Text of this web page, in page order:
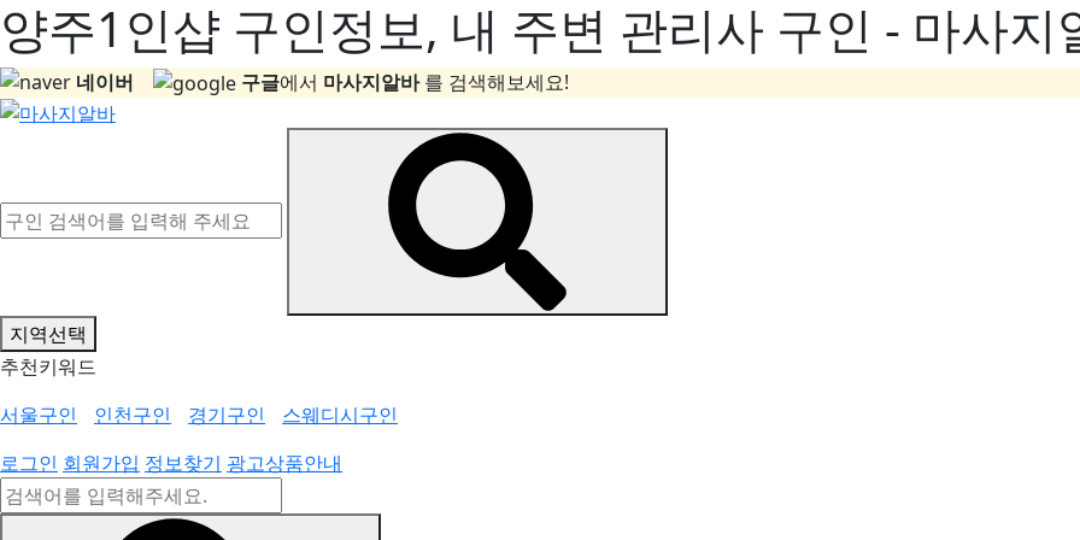
양주1인샵 구인정보, 내 주변 관리사 구인 - 마사지
네이버 구글에서 마사지알바를 검색해보세요!
지역선택
추천키워드
서울구인
인천구인 경기구인
스웨디시구인
로그인 회원가입 정보찾기 광고상품안내